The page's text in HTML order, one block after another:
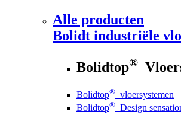
Alle producten
Bolidt industriële
Bolidtop®
Bolidtop® vloersystemen
Bolidtop® Design